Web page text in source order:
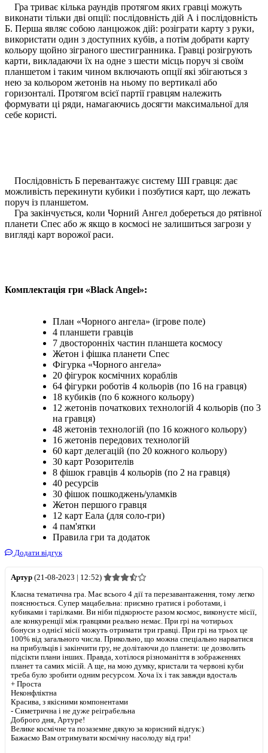
Гра триває кілька раундів протягом яких гравці можуть
виконати тільки дві опції: послідовність дій А і послідовність
Б. Перша являє собою ланцюжок дій: розіграти карту з руки,
використати один з доступних кубів, а потім добрати карту
кольору щойно зіграного шестигранника. Гравці розігрують
карти, викладаючи їх на одне з шести місць поруч зі своїм
планшетом і таким чином включають опції які збігаються з
нею за кольором жетонів на ньому по вертикалі або
горизонталі. Протягом всієї партії гравцям належить
формувати ці ряди, намагаючись досягти максимальної для
себе користі.
Послідовність Б перевантажує систему ШІ гравця: дає
можливість перекинути кубики і позбутися карт, що лежать
поруч із планшетом.
Гра закінчується, коли Чорний Ангел добереться до рятівної
планети Спес або ж якщо в космосі не залишиться загрози у
вигляді карт ворожої раси.
Комплектація гри «Black Angel»:
План «Чорного ангела» (ігрове поле)
4 планшети гравців
7 двосторонніх частин планшета космосу
Жетон і фішка планети Спес
Фігурка «Чорного ангела»
20 фігурок космічних кораблів
64 фігурки роботів 4 кольорів (по 16 на гравця)
18 кубиків (по 6 кожного кольору)
12 жетонів початкових технологій 4 кольорів (по 3
на гравця)
48 жетонів технологій (по 16 кожного кольору)
16 жетонів передових технологій
60 карт делегацій (по 20 кожного кольору)
30 карт Розорителів
8 фішок гравців 4 кольорів (по 2 на гравця)
40 ресурсів
30 фішок пошкоджень/уламків
Жетон першого гравця
12 карт Еала (для соло-гри)
4 пам'ятки
Правила гри та додаток
Додати відгук
Артур (21-08-2023 | 12:52)
Класна тематична гра. Має всього 4 дії та перезавантаження, тому легко
пояснюється. Супер мацабельна: приємно гратися і роботами, і
кубиками і тарілками. Ви ніби підкорюєте разом космос, виконуєте місії,
але конкуренції між гравцями реально немає. При грі на чотирьох
бонуси з однієї місії можуть отримати три гравці. При грі на трьох це
100% від загального числа. Прикольно, що можна спеціально нарватися
на прибульців і закінчити гру, не долітаючи до планети: це дозволить
підсікти плани інших. Правда, хотілося різноманіття в зображеннях
планет та самих місій. А ще, на мою думку, кристали та червоні куби
треба було зробити одним ресурсом. Хоча їх і так завжди вдосталь
+Проста
Неконфліктна
Красива, з якісними компонентами
-Симетрична і не дуже реіграбельна
Доброго дня, Артуре!
Велике космічне та позаземне дякую за корисний відгук:)
Бажаємо Вам отримувати космічну насолоду від гри!